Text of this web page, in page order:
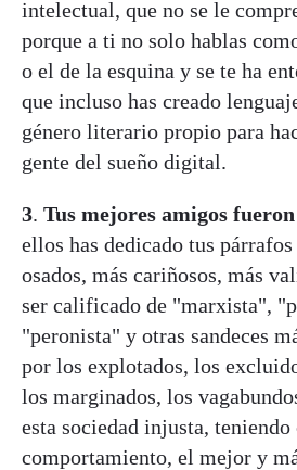
intelectual, que no se le
porque a ti no solo hablas
o el de la esquina y se te ha
que incluso has creado
género literario propio para
gente del sueño digital.
3. Tus mejores amigos
ellos has dedicado tus
osados, más cariñosos, más
ser calificado de "marxista",
"peronista" y otras sandeces
por los explotados, los
los marginados, los
esta sociedad injusta,
comportamiento, el mejor y